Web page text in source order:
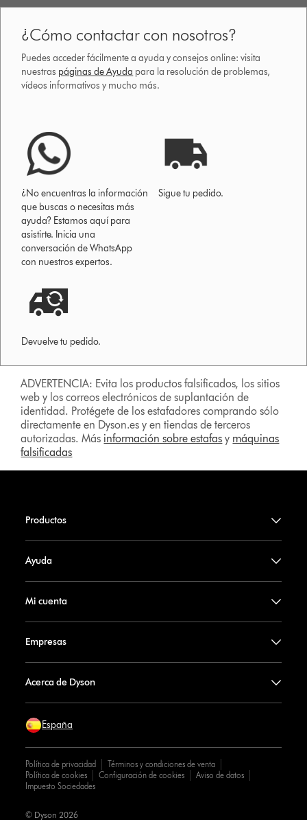
¿Cómo contactar con nosotros?
Puedes acceder fácilmente a ayuda y consejos online: visita
nuestras páginas de Ayuda para la resolución de problemas,
vídeos informativos y mucho más.
¿No encuentras la información
que buscas o necesitas más
ayuda? Estamos aquí para
asistirte. Inicia una
conversación de WhatsApp
con nuestros expertos.
Sigue tu pedido.
Devuelve tu pedido.
ADVERTENCIA: Evita los productos falsificados, los sitios
web y los correos electrónicos de suplantación de
identidad. Protégete de los estafadores comprando sólo
directamente en Dyson.es y en tiendas de terceros
autorizadas. Más información sobre estafas y máquinas
falsificadas
Productos
Ayuda
Mi cuenta
Empresas
Acerca de Dyson
España
Política de privacidad
Términos y condiciones de venta
Política de cookies
Configuración de cookies
Aviso de datos
Impuesto Sociedades
© Dyson 2026